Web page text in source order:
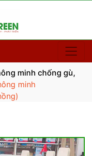
minh chống gù,
minh